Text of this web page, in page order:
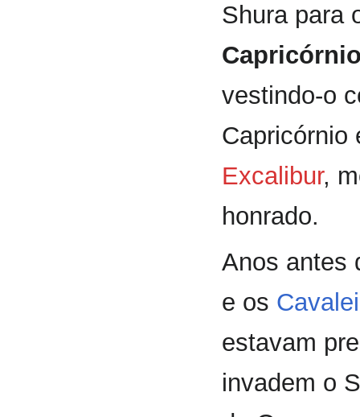
Shura para
vestindo-o
Capricórnio
Excalibur,
honrado.
Anos antes
e os
estavam
invadem o